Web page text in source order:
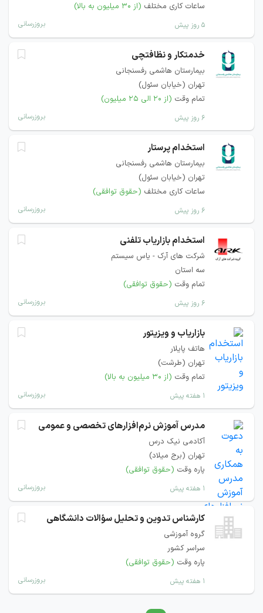
ساعات کاری مختلف (از ۳۰ میلیون به بالا)
۵ روز پیش بروزرسانی
خدمتکار و نظافتچی
بیمارستان هاشمی رفسنجانی
تهران (خیابان سئول)
تمام وقت (از ۲۰ الی ۲۵ میلیون)
۶ روز پیش بروزرسانی
استخدام پرستار
بیمارستان هاشمی رفسنجانی
تهران (خیابان سئول)
ساعات کاری مختلف (حقوق توافقی)
۶ روز پیش بروزرسانی
استخدام بازاریاب تلفنی
شرکت های آرک - یاس سیستم
سه استان
تمام وقت (حقوق توافقی)
۶ روز پیش بروزرسانی
بازاریاب و ویزیتور
هاتف پایلار
تهران (طرشت)
تمام وقت (از ۳۰ میلیون به بالا)
۱ هفته پیش بروزرسانی
مدرس آموزش نرم‌افزارهای تخصصی و عمومی
آکادمی نیک درس
تهران (برج میلاد)
پاره وقت (حقوق توافقی)
۱ هفته پیش بروزرسانی
کارشناس تدوین و تحلیل سؤالات دانشگاهی
گروه آموزشی
سراسر کشور
پاره وقت (حقوق توافقی)
۱ هفته پیش بروزرسانی